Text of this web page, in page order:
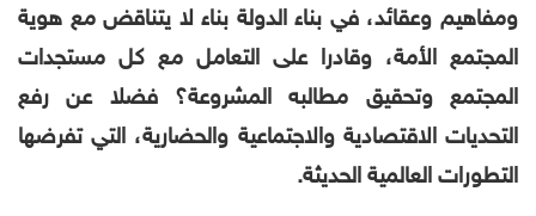
ومفاهيم وعقائد، في بناء الدولة بناء لا يتناقض مع هوية
المجتمع الأمة، وقادرا على التعامل مع كل مستجدات
المجتمع وتحقيق مطالبه المشروعة؟ فضلا عن رفع
التحديات الاقتصادية والاجتماعية والحضارية، التي تفرضها
التطورات العالمية الحديثة.